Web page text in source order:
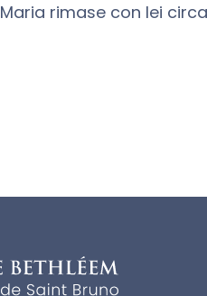
Maria rimase con lei